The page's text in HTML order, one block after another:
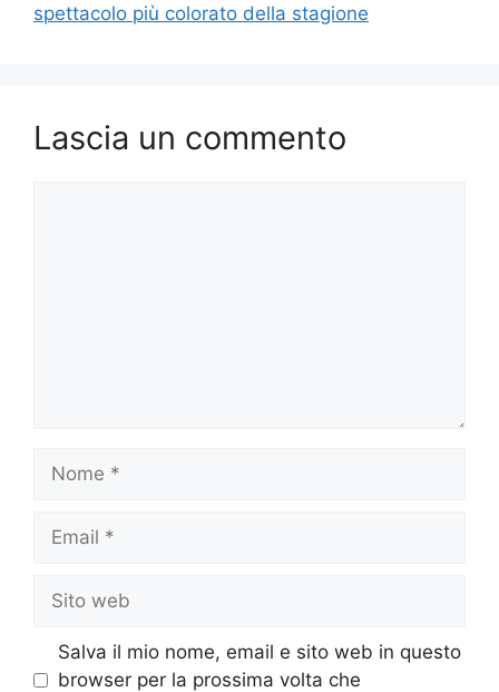
spettacolo più colorato della stagione
Lascia un commento
web
Salva il mio nome, email e sito web in questo
browser per la prossima volta che